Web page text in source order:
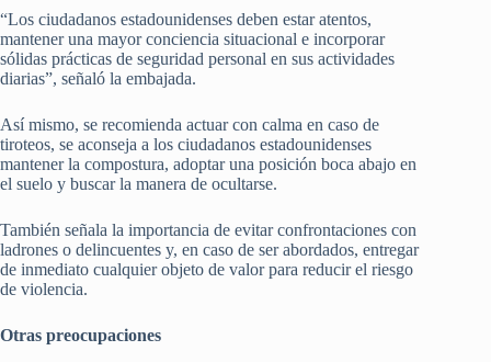
“Los ciudadanos estadounidenses deben estar atentos,
mantener una mayor conciencia situacional e incorporar
sólidas prácticas de seguridad personal en sus actividades
diarias”, señaló la embajada.
Así mismo, se recomienda actuar con calma en caso de
tiroteos, se aconseja a los ciudadanos estadounidenses
mantener la compostura, adoptar una posición boca abajo en
el suelo y buscar la manera de ocultarse.
También señala la importancia de evitar confrontaciones con
ladrones o delincuentes y, en caso de ser abordados, entregar
de inmediato cualquier objeto de valor para reducir el riesgo
de violencia.
Otras preocupaciones